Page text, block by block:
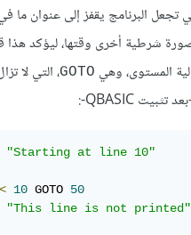
تجعل البرنامج يقفز إلى عنوان ما في
شرطية أخرى وقتها، ليؤكد
المستوى، وهي GOTO، التي لا
"Starting at line 10"
< 10 GOTO 50
"This line is not printed"